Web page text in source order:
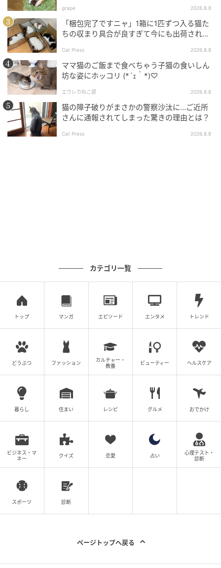
grape 2026.8.8
「梱包完了ですニャ」1箱に1匹ずつ入る猫た
ちの収まり具合が良すぎて今にも出荷されそ
Cat Press 2026.8.8
ママ猫のご飯まで食べちゃう子猫の食いしん
坊な姿にホッコリ (*´ｪ｀*)♡
エウレカねこ部 2026.8.8
猫の障子破りがまさかの警察沙汰に…ご近所
さんに通報されてしまった驚きの理由とは？
Cat Press 2026.8.8
カテゴリ一覧
トップ マンガ エピソード エンタメ トレンド
どうぶつ ファッション
カルチャー・
教養
ビューティー ヘルスケア
暮らし 住まい レシピ グルメ おでかけ
ビジネス・マ
ネー
クイズ 恋愛 占い
心理テスト・
診断
スポーツ 診断
ページトップへ戻る